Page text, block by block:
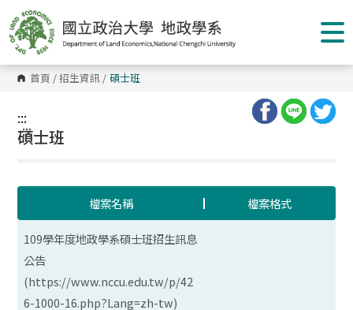
到
主
要
內
容
區 首頁 /招生資訊 / 碩士班
:::
:::
碩士班
檔案名稱 檔案格式
109學年度地政學系碩士班招生訊息
公告
(https://www.nccu.edu.tw/p/42
6-1000-16.php?Lang=zh-tw)